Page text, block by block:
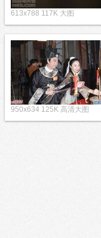
613x788 117K 大图
950x634 125K 高清大图